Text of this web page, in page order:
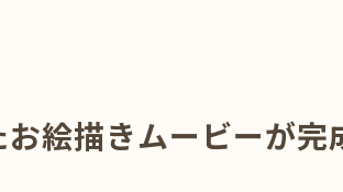
絵描きムービーが完